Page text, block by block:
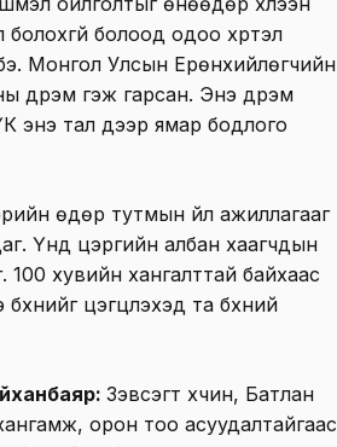
болоод одоо хүртэл
Монгол Улсын Ерөнхийлөгчийн
дүрэм гэж гарсан. Энэ дүрэм
энэ тал дээр ямар бодлого
өдөр тутмын үйл ажиллагааг
Үүнд цэргийн албан хаагчдын
100 хувийн хангалттай байхаас
цэгцлэхэд та бүхний
Зэвсэгт хүчин, Батлан
орон тоо асуудалтайгаас